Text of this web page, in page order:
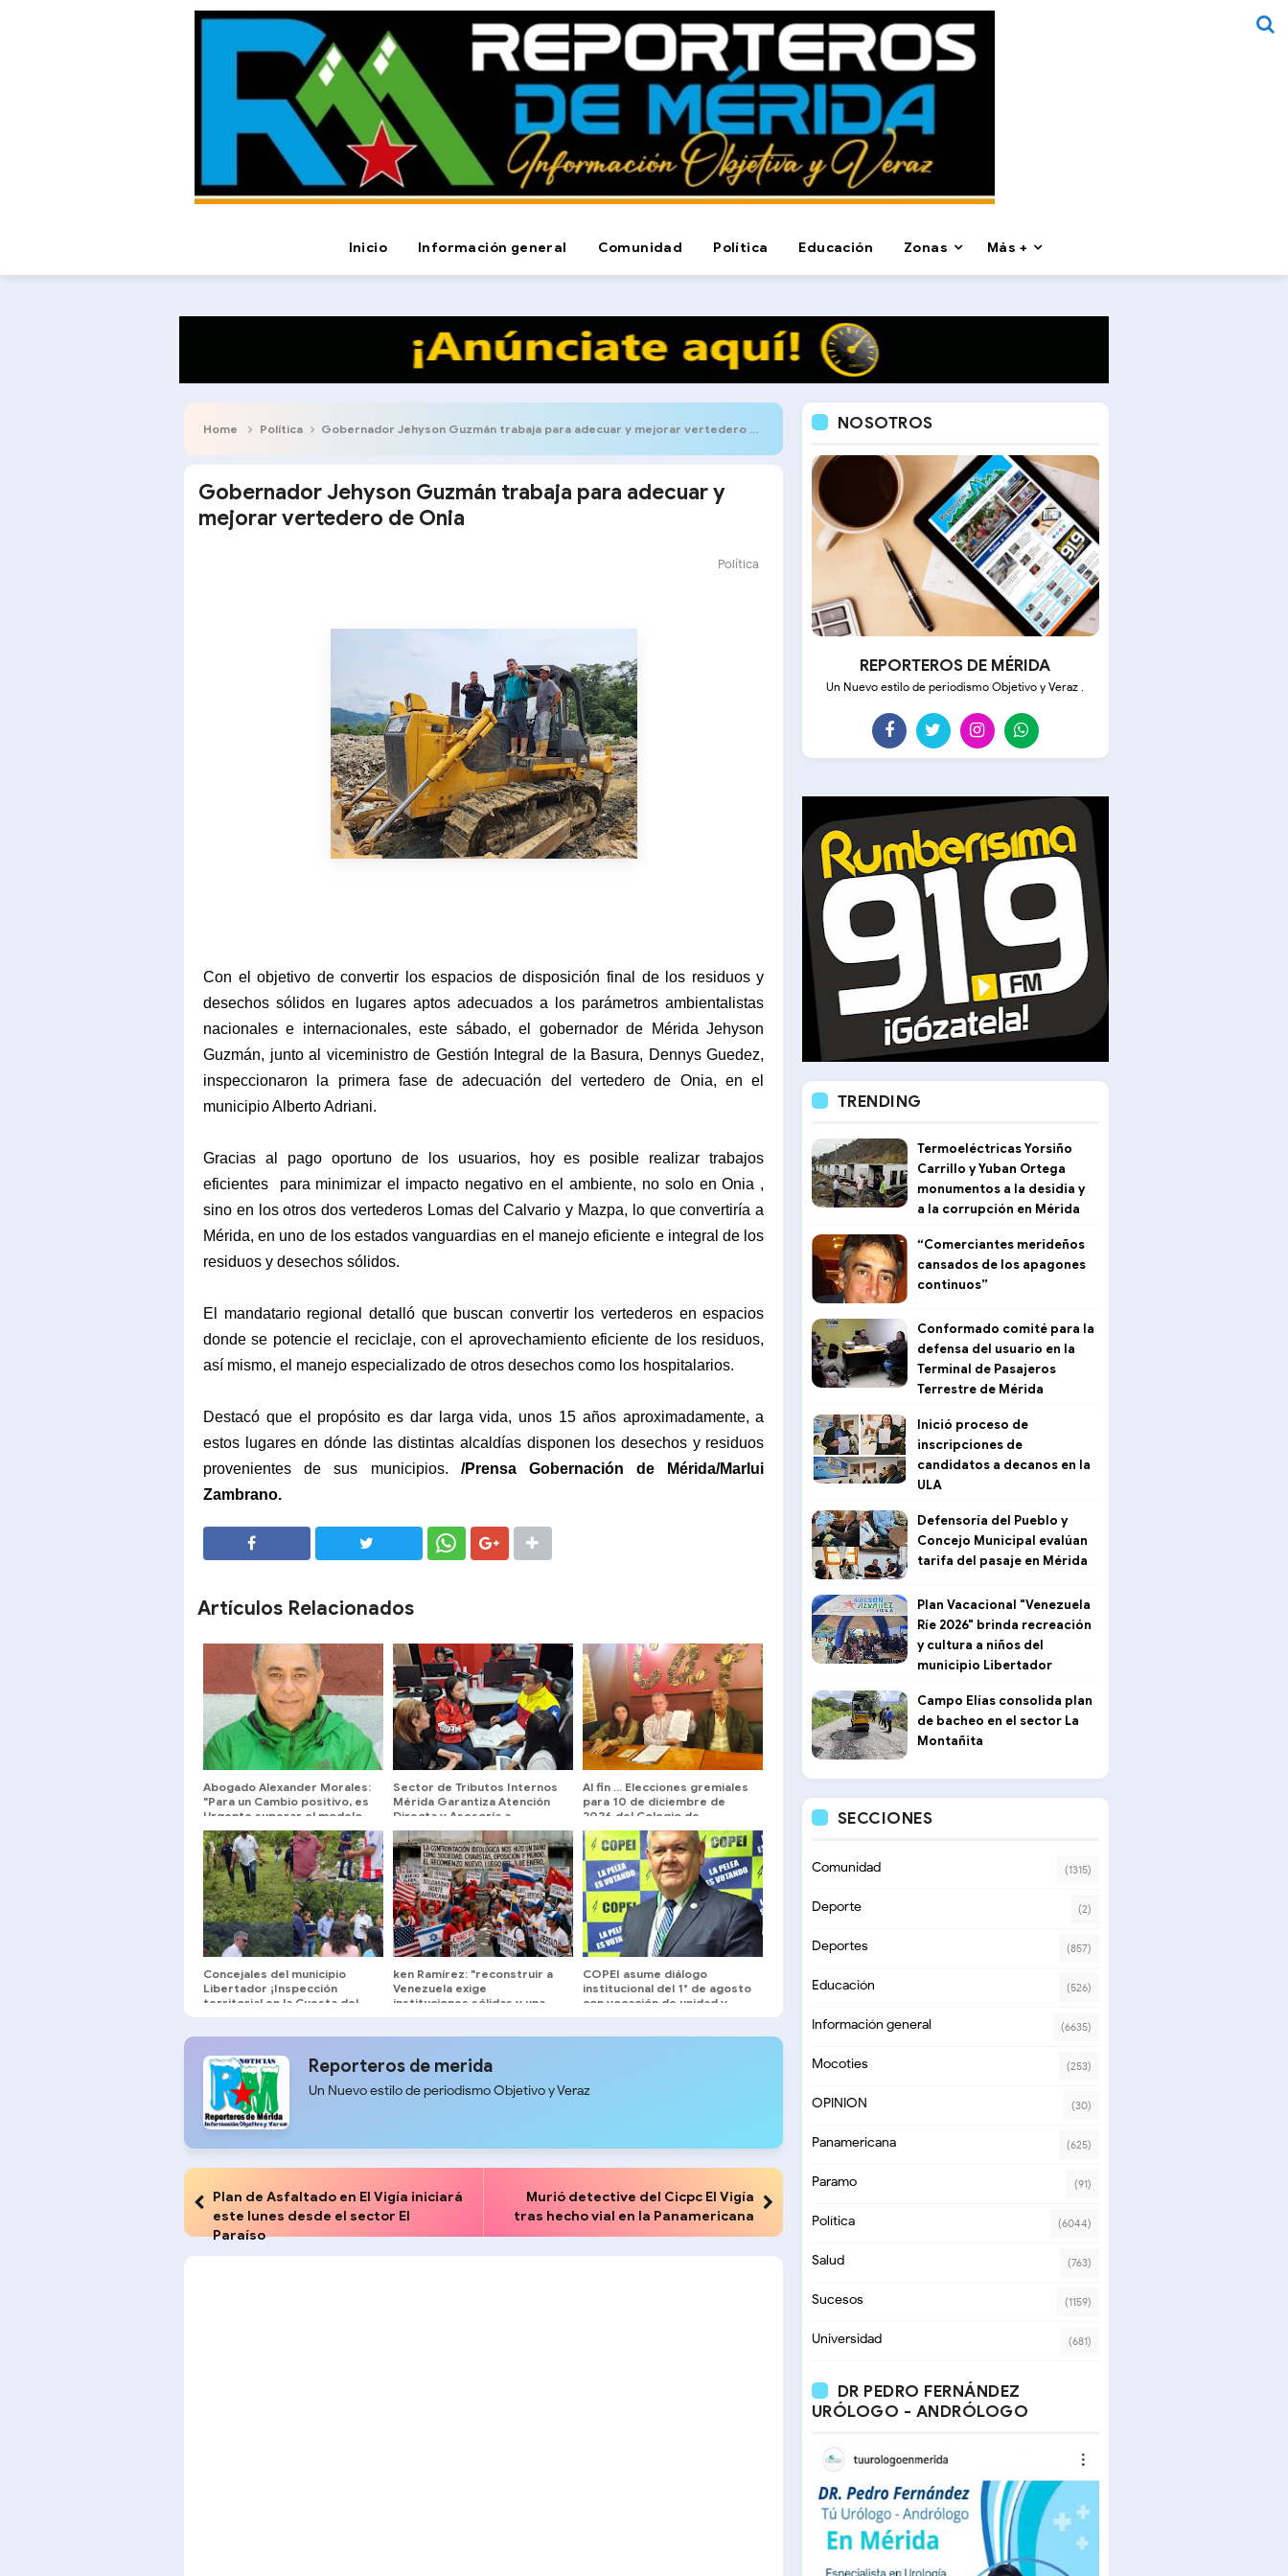
Inicio Información general Comunidad Política Educación Zonas Más +
Home Política Gobernador Jehyson Guzmán trabaja para adecuar y mejorar vertedero de Onia
Gobernador Jehyson Guzmán trabaja para adecuar y
mejorar vertedero de Onia
Política
Con el objetivo de convertir los espacios de disposición final de los residuos y
desechos sólidos en lugares aptos adecuados a los parámetros ambientalistas
nacionales e internacionales, este sábado, el gobernador de Mérida Jehyson
Guzmán, junto al viceministro de Gestión Integral de la Basura, Dennys Guedez,
inspeccionaron la primera fase de adecuación del vertedero de Onia, en el
municipio Alberto Adriani.
Gracias al pago oportuno de los usuarios, hoy es posible realizar trabajos
eficientes para minimizar el impacto negativo en el ambiente, no solo en Onia ,
sino en los otros dos vertederos Lomas del Calvario y Mazpa, lo que convertiría a
Mérida, en uno de los estados vanguardias en el manejo eficiente e integral de los
residuos y desechos sólidos.
El mandatario regional detalló que buscan convertir los vertederos en espacios
donde se potencie el reciclaje, con el aprovechamiento eficiente de los residuos,
así mismo, el manejo especializado de otros desechos como los hospitalarios.
Destacó que el propósito es dar larga vida, unos 15 años aproximadamente, a
estos lugares en dónde las distintas alcaldías disponen los desechos y residuos
provenientes de sus municipios. /Prensa Gobernación de Mérida/Marlui
Zambrano.
Artículos Relacionados
Abogado Alexander Morales:
"Para un Cambio positivo, es
Urgente superar el modelo
Centralizado del Estado
Comunal"
Sector de Tributos Internos
Mérida Garantiza Atención
Directa y Asesoría a
Contribuyentes
Al fin … Elecciones gremiales
para 10 de diciembre de
2026 del Colegio de
Abogados de Mérida
Concejales del municipio
Libertador ¡Inspección
territorial en la Cuesta del
ken Ramírez: "reconstruir a
Venezuela exige
instituciones sólidas y una
COPEI asume diálogo
institucional del 1° de agosto
con vocación de unidad y
Reporteros de merida
Un Nuevo estilo de periodismo Objetivo y Veraz
Plan de Asfaltado en El Vigía iniciará
este lunes desde el sector El
Paraíso
Murió detective del Cicpc El Vigía
tras hecho vial en la Panamericana
NOSOTROS
REPORTEROS DE MÉRIDA
Un Nuevo estilo de periodismo Objetivo y Veraz .
TRENDING
Termoeléctricas Yorsiño
Carrillo y Yuban Ortega
monumentos a la desidia y
a la corrupción en Mérida
“Comerciantes merideños
cansados de los apagones
continuos”
Conformado comité para la
defensa del usuario en la
Terminal de Pasajeros
Terrestre de Mérida
Inició proceso de
inscripciones de
candidatos a decanos en la
ULA
Defensoría del Pueblo y
Concejo Municipal evalúan
tarifa del pasaje en Mérida
Plan Vacacional "Venezuela
Ríe 2026" brinda recreación
y cultura a niños del
municipio Libertador
Campo Elías consolida plan
de bacheo en el sector La
Montañita
SECCIONES
Comunidad (1315)
Deporte (2)
Deportes (857)
Educación (526)
Información general (6635)
Mocoties (253)
OPINION (30)
Panamericana (625)
Paramo (91)
Política (6044)
Salud (763)
Sucesos (1159)
Universidad (681)
DR PEDRO FERNÁNDEZ
URÓLOGO - ANDRÓLOGO